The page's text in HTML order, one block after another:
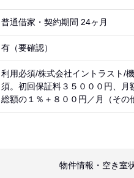
普通借家・契約期間 24ヶ月
有（要確認）
利用必須/株式会社イントラスト/
須。初回保証料３５０００円、月
総額の１％＋８００円／月（その
物件情報・空き室